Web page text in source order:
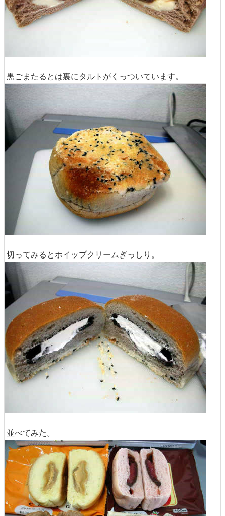
黒ごまたるとは裏にタルトがくっついています。
切ってみるとホイップクリームぎっしり。
並べてみた。